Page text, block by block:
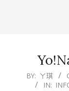
2011-
BY: ㄚ琪
IN: